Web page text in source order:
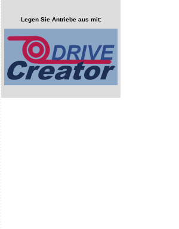
Legen Sie Antriebe aus mit: